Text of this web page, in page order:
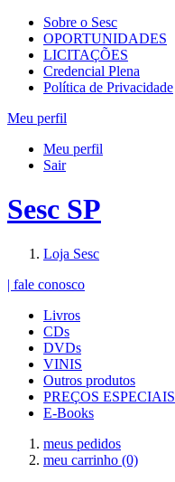
Sobre o Sesc
OPORTUNIDADES
LICITAÇÕES
Credencial Plena
Política de Privacidade
Meu perfil
Meu perfil
Sair
Sesc SP
Loja Sesc
| fale conosco
Livros
CDs
DVDs
VINIS
Outros produtos
PREÇOS ESPECIAIS
E-Books
meus pedidos
meu carrinho (0)